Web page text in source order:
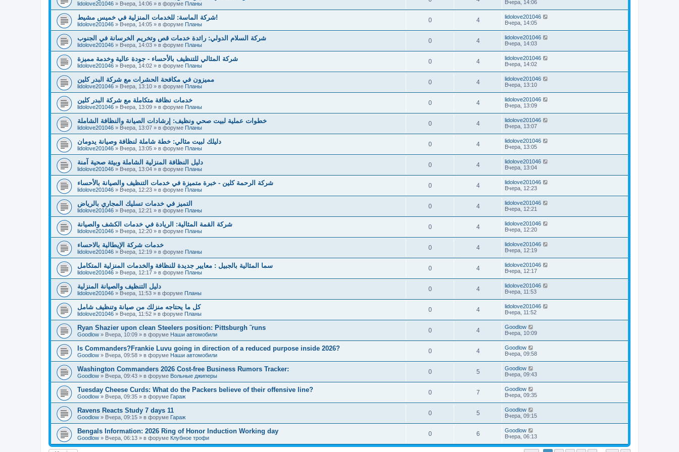
lidolove201046 » Вчера, 14:06 » в форуме Планы
Вчера, 14:06
شركة الماسة: للخدمات المنزلية في خميس مشيط!
lidolove201046 » Вчера, 14:05 » в форуме Планы
0 4
lidolove201046
Вчера, 14:05
شركة السلام الدولي: رائدة خدمات قص وتخريم الخرسانة في الجنوب
lidolove201046 » Вчера, 14:03 » в форуме Планы
0 4
lidolove201046
Вчера, 14:03
شركة المثالي للتنظيف بالأحساء - جودة عالية وخدمة مميزة
lidolove201046 » Вчера, 14:02 » в форуме Планы
0 4
lidolove201046
Вчера, 14:02
مميزون في مكافحة الحشرات مع شركة البدر كلين
lidolove201046 » Вчера, 13:10 » в форуме Планы
0 4
lidolove201046
Вчера, 13:10
خدمات نظافة متكاملة مع شركة البدر كلين
lidolove201046 » Вчера, 13:09 » в форуме Планы
0 4
lidolove201046
Вчера, 13:09
خطوات عملية لبيت صحي ونظيف: إرشادات الصيانة والنظافة الشاملة
lidolove201046 » Вчера, 13:07 » в форуме Планы
0 4
lidolove201046
Вчера, 13:07
دليلك لبيت مثالي: خطة شاملة لنظافة وصيانة يدومان
lidolove201046 » Вчера, 13:05 » в форуме Планы
0 4
lidolove201046
Вчера, 13:05
دليل النظافة المنزلية الشاملة وبيئة صحية آمنة
lidolove201046 » Вчера, 13:04 » в форуме Планы
0 4
lidolove201046
Вчера, 13:04
شركة الرحمة كلين - خبرة متميزة في خدمات التنظيف والصيانة بالأحساء
lidolove201046 » Вчера, 12:23 » в форуме Планы
0 4
lidolove201046
Вчера, 12:23
التميز في خدمات تسليك المجاري بالرياض
lidolove201046 » Вчера, 12:21 » в форуме Планы
0 4
lidolove201046
Вчера, 12:21
شركة القمة المثالية: الريادة في خدمات الكشف والصيانة
lidolove201046 » Вчера, 12:20 » в форуме Планы
0 4
lidolove201046
Вчера, 12:20
خدمات شركة الإيطالية بالاحساء
lidolove201046 » Вчера, 12:19 » в форуме Планы
0 4
lidolove201046
Вчера, 12:19
سما المثالية بالجبيل : معايير جديدة للنظافة والخدمات المنزلية المتكامل
lidolove201046 » Вчера, 12:17 » в форуме Планы
0 4
lidolove201046
Вчера, 12:17
دليل التنظيف والصيانة المنزلية
lidolove201046 » Вчера, 11:53 » в форуме Планы
0 4
lidolove201046
Вчера, 11:53
كل ما يحتاجه منزلك من صيانة وتنظيف شامل
lidolove201046 » Вчера, 11:52 » в форуме Планы
0 4
lidolove201046
Вчера, 11:52
Ryan Shazier upon clean Steelers position: Pittsburgh ˜runs
Goodlow » Вчера, 10:09 » в форуме Наши автомобили
0 4
Goodlow
Вчера, 10:09
Is Commanders?Frankie Luvu going in direction of a reduced purpose inside 2026?
Goodlow » Вчера, 09:58 » в форуме Наши автомобили
0 4
Goodlow
Вчера, 09:58
Washington Commanders 2026 Cost-free Business Rumors Tracker:
Goodlow » Вчера, 09:43 » в форуме Вольные джиперы
0 5
Goodlow
Вчера, 09:43
Tuesday Cheese Curds: What do the Packers believe of their offensive line?
Goodlow » Вчера, 09:35 » в форуме Гараж
0 7
Goodlow
Вчера, 09:35
Ravens Reacts Study 7 days 11
Goodlow » Вчера, 09:15 » в форуме Гараж
0 5
Goodlow
Вчера, 09:15
Bengals Information: 2026 Ring of Honor Induction Working day
Goodlow » Вчера, 06:13 » в форуме Клубное трофи
0 6
Goodlow
Вчера, 06:13